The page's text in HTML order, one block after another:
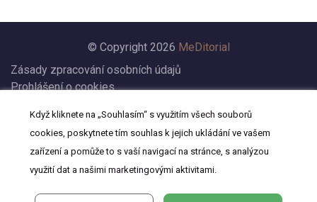
© Copyright 2026 MeDitorial
Zásady zpracování osobních údajů
Prohlášení o cookies
Prohlášení
Kontakt
Když kliknete na „Souhlasím“ s využitím všech souborů
cookies, poskytnete tím souhlas k jejich ukládání ve vašem
zařízení a pomůže to s vaší navigací na stránce, s analýzou
využití dat a našimi marketingovými aktivitami.